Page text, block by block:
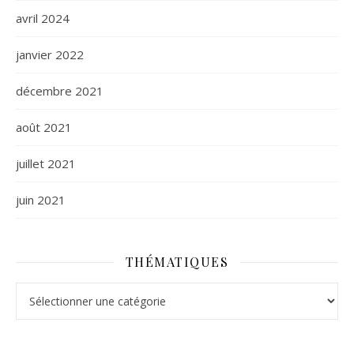
avril 2024
janvier 2022
décembre 2021
août 2021
juillet 2021
juin 2021
THÉMATIQUES